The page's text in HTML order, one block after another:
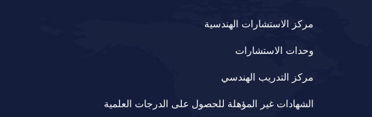
مركز الاستشارات الهندسية
وحدات الاستشارات
مركز التدريب الهندسي
الشهادات غير المؤهلة للحصول على الدرجات العلمية